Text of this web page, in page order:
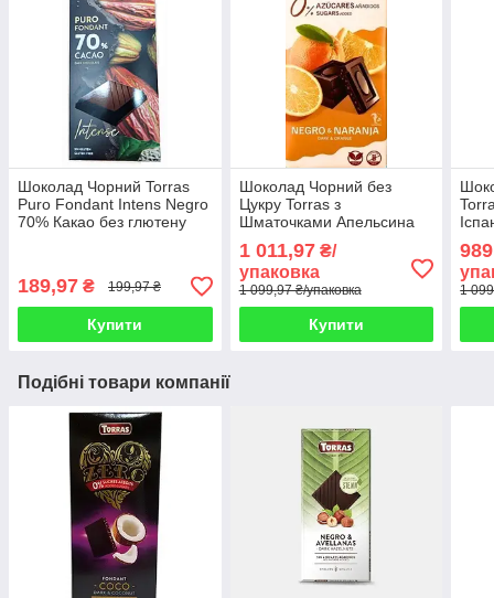
Шоколад Чорний Torras
Puro Fondant Intens Negro
70% Какао без глютену
189,97 ₴ 199,97 ₴
Купити
Шоколад Чорний без
Цукру Torras з
Шматочками Апельсина
75 г Іспанія (12 шт/1 уп)
1 011,97₴/
упаковка
1 099,97 ₴/упаковка
Купити
1
Подібні товари компанії